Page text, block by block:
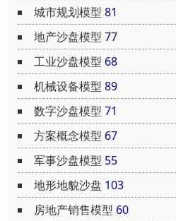
城市规划模型 81
地产沙盘模型 77
工业沙盘模型 68
机械设备模型 89
数字沙盘模型 71
方案概念模型 67
军事沙盘模型 55
地形地貌沙盘 103
房地产销售模型 60